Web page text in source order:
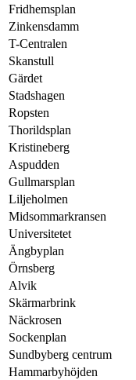
Fridhemsplan
Zinkensdamm
T-Centralen
Skanstull
Gärdet
Stadshagen
Ropsten
Thorildsplan
Kristineberg
Aspudden
Gullmarsplan
Liljeholmen
Midsommarkransen
Universitetet
Ängbyplan
Örnsberg
Alvik
Skärmarbrink
Näckrosen
Sockenplan
Sundbyberg centrum
Hammarbyhöjden